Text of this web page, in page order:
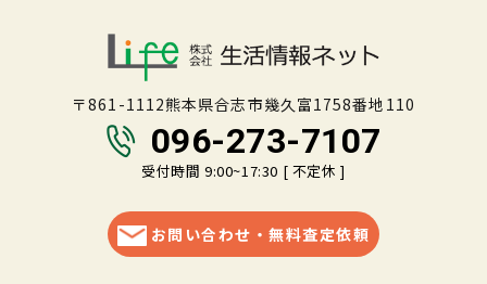
〒861-1112熊本県合志市幾久富1758番地110
096-273-7107
受付時間 9:00~17:30 [ 不定休 ]
お問い合わせ・無料査定依頼